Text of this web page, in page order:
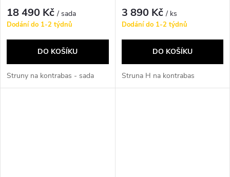
18 490 Kč/ sada
Dodání do 1-2 týdnů
DO KOŠÍKU
Struny na kontrabas - sada
3 890 Kč/ ks
Dodání do 1-2 týdnů
DO KOŠÍKU
Struna H na kontrabas